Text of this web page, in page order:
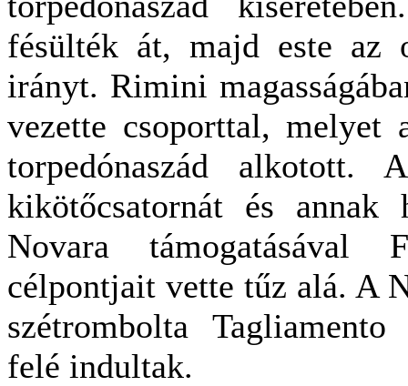
fésülték át, majd este az
irányt. Rimini
vezette csoporttal, melyet
torpedónaszád
kikötőcsatornát és
Novara támogatásával
célpontjait vette tűz alá. A
szétrombolta
felé indultak.